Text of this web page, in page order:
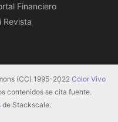
Financiero
Revista
(CC) 1995-2022 Color Vivo
contenidos se cita fuente.
de Stackscale.